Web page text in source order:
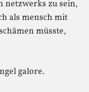
netzwerks zu sein,
als mensch mit
müsste,
galore.